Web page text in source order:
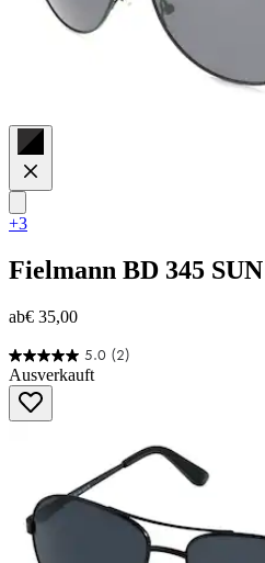
+3
Fielmann BD 345
ab€ 35,00
5.0 (2)
5.0
von
Sternen.
Ausverkauft